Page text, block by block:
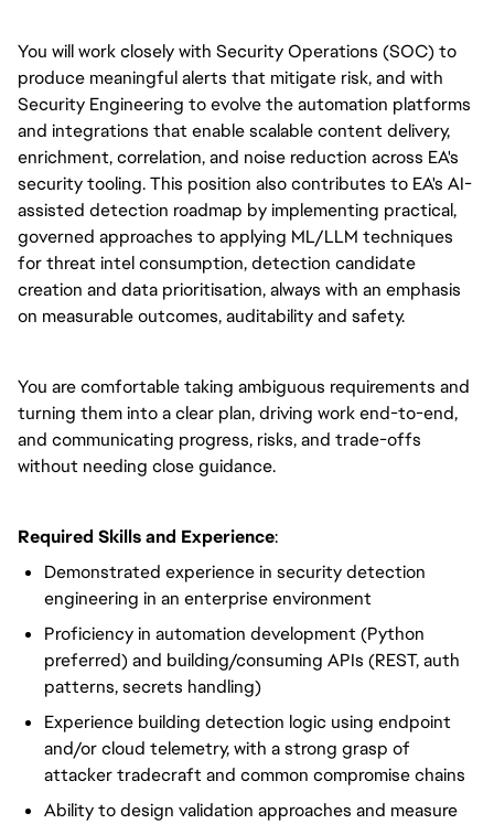
You will work closely with Security Operations (SOC) to
produce meaningful alerts that mitigate risk, and with
Security Engineering to evolve the automation platforms
and integrations that enable scalable content delivery,
enrichment, correlation, and noise reduction across EA's
security tooling. This position also contributes to EA's AI-
assisted detection roadmap by implementing practical,
governed approaches to applying ML/LLM techniques
for threat intel consumption, detection candidate
creation and data prioritisation, always with an emphasis
on measurable outcomes, auditability and safety.
You are comfortable taking ambiguous requirements and
turning them into a clear plan, driving work end-to-end,
and communicating progress, risks, and trade-offs
without needing close guidance.
Required Skills and Experience:
Demonstrated experience in security detection
engineering in an enterprise environment
Proficiency in automation development (Python
preferred) and building/consuming APIs (REST, auth
patterns, secrets handling)
Experience building detection logic using endpoint
and/or cloud telemetry, with a strong grasp of
attacker tradecraft and common compromise chains
Ability to design validation approaches and measure